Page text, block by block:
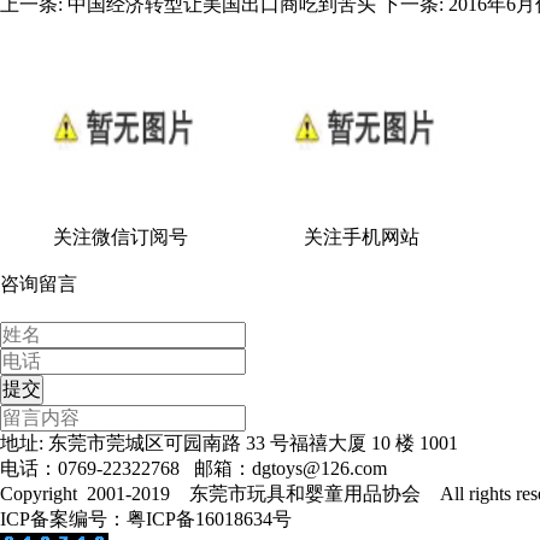
上一条: 中国经济转型让美国出口商吃到苦头 下一条: 2016年6
关注微信订阅号 关注手机网站
咨询留言
地址: 东莞市莞城区可园南路 33 号福禧大厦 10 楼 1001
电话：0769-22322768 邮箱：dgtoys@126.com
Copyright 2001-2019 东莞市玩具和婴童用品协会 All rights
ICP备案编号：粤ICP备16018634号